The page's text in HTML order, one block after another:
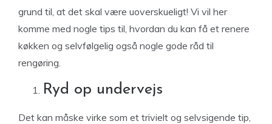
grund til, at det skal være uoverskueligt! Vi vil her
komme med nogle tips til, hvordan du kan få et renere
køkken og selvfølgelig også nogle gode råd til
rengøring.
Ryd op undervejs
Det kan måske virke som et trivielt og selvsigende tip,